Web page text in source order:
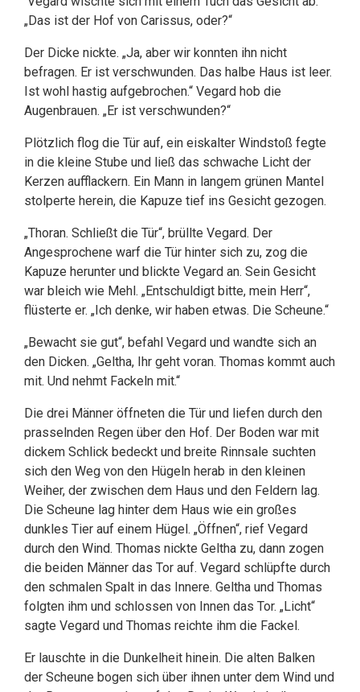
„Das ist der Hof von Carissus, oder?“
Der Dicke nickte. „Ja, aber wir konnten ihn nicht
befragen. Er ist verschwunden. Das halbe Haus ist leer.
Ist wohl hastig aufgebrochen.“ Vegard hob die
Augenbrauen. „Er ist verschwunden?“
Plötzlich flog die Tür auf, ein eiskalter Windstoß fegte
in die kleine Stube und ließ das schwache Licht der
Kerzen aufflackern. Ein Mann in langem grünen Mantel
stolperte herein, die Kapuze tief ins Gesicht gezogen.
„Thoran. Schließt die Tür“, brüllte Vegard. Der
Angesprochene warf die Tür hinter sich zu, zog die
Kapuze herunter und blickte Vegard an. Sein Gesicht
war bleich wie Mehl. „Entschuldigt bitte, mein Herr“,
flüsterte er. „Ich denke, wir haben etwas. Die Scheune.“
„Bewacht sie gut“, befahl Vegard und wandte sich an
den Dicken. „Geltha, Ihr geht voran. Thomas kommt auch
mit. Und nehmt Fackeln mit.“
Die drei Männer öffneten die Tür und liefen durch den
prasselnden Regen über den Hof. Der Boden war mit
dickem Schlick bedeckt und breite Rinnsale suchten
sich den Weg von den Hügeln herab in den kleinen
Weiher, der zwischen dem Haus und den Feldern lag.
Die Scheune lag hinter dem Haus wie ein großes
dunkles Tier auf einem Hügel. „Öffnen“, rief Vegard
durch den Wind. Thomas nickte Geltha zu, dann zogen
die beiden Männer das Tor auf. Vegard schlüpfte durch
den schmalen Spalt in das Innere. Geltha und Thomas
folgten ihm und schlossen von Innen das Tor. „Licht“
sagte Vegard und Thomas reichte ihm die Fackel.
Er lauschte in die Dunkelheit hinein. Die alten Balken
der Scheune bogen sich über ihnen unter dem Wind und